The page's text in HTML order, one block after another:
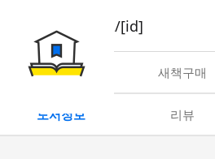
book/rent/[id]
대여 새책구매
도서정보 리뷰